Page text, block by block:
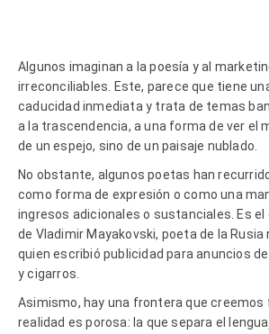
Algunos imaginan a la poesía y al
irreconciliables. Este, parece que tiene
caducidad inmediata y trata de temas
a la trascendencia, a una forma de ver el
de un espejo, sino de un paisaje nublado.
No obstante, algunos poetas han
como forma de expresión o como una
ingresos adicionales o sustanciales. Es el
de Vladimir Mayakovski, poeta de la Rusia
quien escribió publicidad para anuncios
y cigarros.
Asimismo, hay una frontera que creemos
realidad es porosa: la que separa el